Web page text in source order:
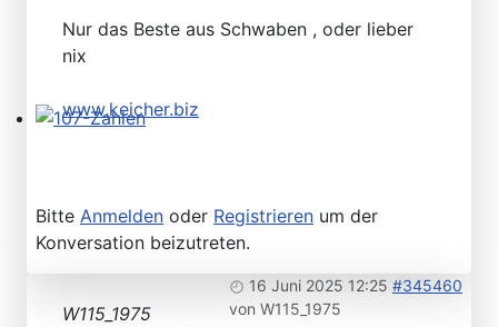
Nur das Beste aus Schwaben , oder lieber
nix
www.keicher.biz
Bitte Anmelden oder Registrieren um der
Konversation beizutreten.
16 Juni 2025 12:25 #345460
von W115_1975
W115_1975